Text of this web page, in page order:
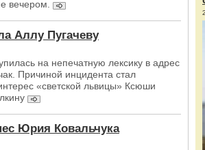
вечером.
Аллу Пугачеву
на непечатную лексику в адрес
Причиной инцидента стал
«светской львицы» Ксюши
Юрия Ковальчука